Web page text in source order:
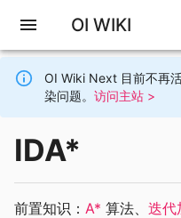
OI WIKI
OI Wiki Next 目前不再
染问题。 访问主站 >
IDA*
前置知识： A* 算法、 迭代